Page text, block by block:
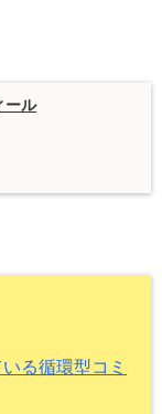
ール
る循環型コミ